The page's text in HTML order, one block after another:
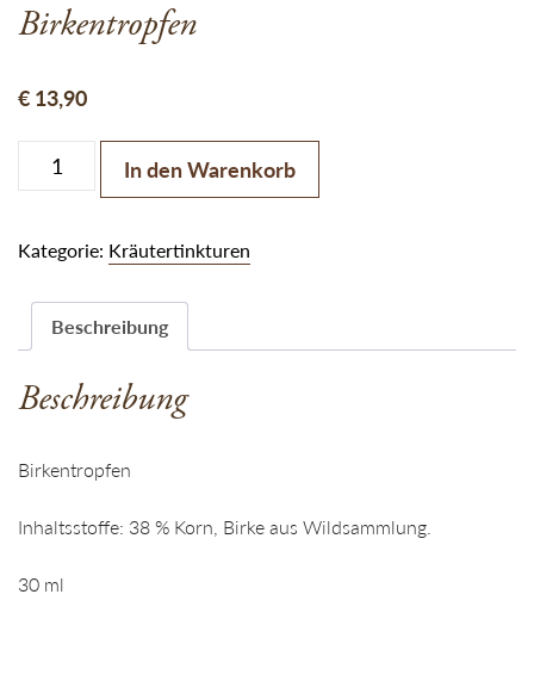
Birkentropfen
€ 13,90
Birkentropfen Menge
In den Warenkorb
Kategorie: Kräutertinkturen
Beschreibung
Beschreibung
Birkentropfen
Inhaltsstoffe: 38 % Korn, Birke aus Wildsammlung.
30 ml